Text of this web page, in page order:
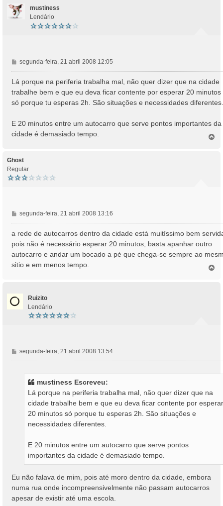
mustiness
Lendário
M
e
n
a
g
m
segunda-feira, 21 abril 2008 12:05
Lá porque na periferia trabalha mal, não quer dizer que na cidade
trabalhe bem e que eu deva ficar contente por esperar 20 minutos
só porque tu esperas 2h. São situações e necessidades diferentes.
E 20 minutos entre um autocarro que serve pontos importantes da
cidade é demasiado tempo.
Ghost
Regular
M
e
a
g
e
segunda-feira, 21 abril 2008 13:16
a rede de autocarros dentro da cidade está muitíssimo bem
pois não é necessário esperar 20 minutos, basta apanhar outro
autocarro e andar um bocado a pé que chega-se sempre ao
sitio e em menos tempo.
Ruizito
Lendário
M
e
segunda-feira, 21 abril 2008 13:54
mustiness Escreveu:
Lá porque na periferia trabalha mal, não quer dizer que na
cidade trabalhe bem e que eu deva ficar contente por esperar
20 minutos só porque tu esperas 2h. São situações e
necessidades diferentes.
E 20 minutos entre um autocarro que serve pontos
importantes da cidade é demasiado tempo.
Eu não falava de mim, pois até moro dentro da cidade, embora
numa rua onde incompreensivelmente não passam autocarros
apesar de existir até uma escola.